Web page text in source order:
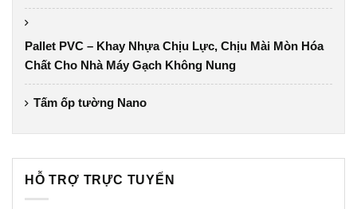
Pallet PVC – Khay Nhựa Chịu Lực, Chịu Mài Mòn Hóa
Chất Cho Nhà Máy Gạch Không Nung
Tấm ốp tường Nano
HỖ TRỢ TRỰC TUYẾN